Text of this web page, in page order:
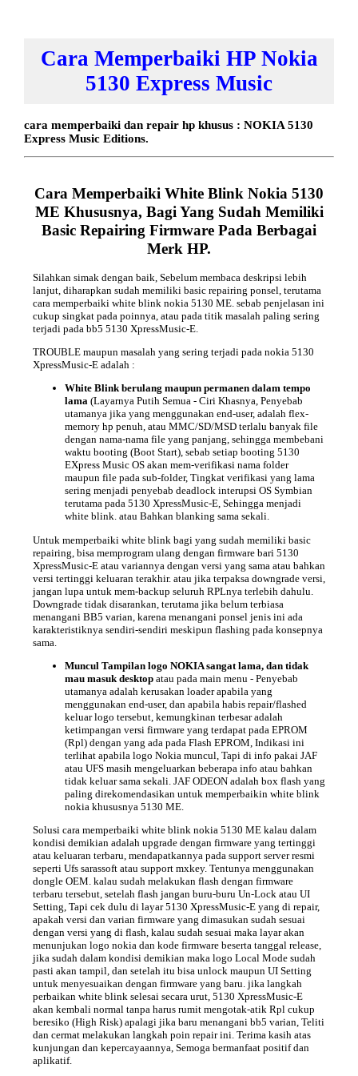
Cara Memperbaiki HP Nokia
5130 Express Music
cara memperbaiki dan repair hp khusus : NOKIA 5130
Express Music Editions.
Cara Memperbaiki White Blink Nokia 5130
ME Khususnya, Bagi Yang Sudah Memiliki
Basic Repairing Firmware Pada Berbagai
Merk HP.
Silahkan simak dengan baik, Sebelum membaca deskripsi lebih
lanjut, diharapkan sudah memiliki basic repairing ponsel, terutama
cara memperbaiki white blink nokia 5130 ME. sebab penjelasan ini
cukup singkat pada poinnya, atau pada titik masalah paling sering
terjadi pada bb5 5130 XpressMusic-E.
TROUBLE maupun masalah yang sering terjadi pada nokia 5130
XpressMusic-E adalah :
White Blink berulang maupun permanen dalam tempo
lama (Layarnya Putih Semua - Ciri Khasnya, Penyebab
utamanya jika yang menggunakan end-user, adalah flex-
memory hp penuh, atau MMC/SD/MSD terlalu banyak file
dengan nama-nama file yang panjang, sehingga membebani
waktu booting (Boot Start), sebab setiap booting 5130
EXpress Music OS akan mem-verifikasi nama folder
maupun file pada sub-folder, Tingkat verifikasi yang lama
sering menjadi penyebab deadlock interupsi OS Symbian
terutama pada 5130 XpressMusic-E, Sehingga menjadi
white blink. atau Bahkan blanking sama sekali.
Untuk memperbaiki white blink bagi yang sudah memiliki basic
repairing, bisa memprogram ulang dengan firmware bari 5130
XpressMusic-E atau variannya dengan versi yang sama atau bahkan
versi tertinggi keluaran terakhir. atau jika terpaksa downgrade versi,
jangan lupa untuk mem-backup seluruh RPLnya terlebih dahulu.
Downgrade tidak disarankan, terutama jika belum terbiasa
menangani BB5 varian, karena menangani ponsel jenis ini ada
karakteristiknya sendiri-sendiri meskipun flashing pada konsepnya
sama.
Muncul Tampilan logo NOKIA sangat lama, dan tidak
mau masuk desktop atau pada main menu - Penyebab
utamanya adalah kerusakan loader apabila yang
menggunakan end-user, dan apabila habis repair/flashed
keluar logo tersebut, kemungkinan terbesar adalah
ketimpangan versi firmware yang terdapat pada EPROM
(Rpl) dengan yang ada pada Flash EPROM, Indikasi ini
terlihat apabila logo Nokia muncul, Tapi di info pakai JAF
atau UFS masih mengeluarkan beberapa info atau bahkan
tidak keluar sama sekali. JAF ODEON adalah box flash yang
paling direkomendasikan untuk memperbaikin white blink
nokia khususnya 5130 ME.
Solusi cara memperbaiki white blink nokia 5130 ME kalau dalam
kondisi demikian adalah upgrade dengan firmware yang tertinggi
atau keluaran terbaru, mendapatkannya pada support server resmi
seperti Ufs sarassoft atau support mxkey. Tentunya menggunakan
dongle OEM. kalau sudah melakukan flash dengan firmware
terbaru tersebut, setelah flash jangan buru-buru Un-Lock atau UI
Setting, Tapi cek dulu di layar 5130 XpressMusic-E yang di repair,
apakah versi dan varian firmware yang dimasukan sudah sesuai
dengan versi yang di flash, kalau sudah sesuai maka layar akan
menunjukan logo nokia dan kode firmware beserta tanggal release,
jika sudah dalam kondisi demikian maka logo Local Mode sudah
pasti akan tampil, dan setelah itu bisa unlock maupun UI Setting
untuk menyesuaikan dengan firmware yang baru. jika langkah
perbaikan white blink selesai secara urut, 5130 XpressMusic-E
akan kembali normal tanpa harus rumit mengotak-atik Rpl cukup
beresiko (High Risk) apalagi jika baru menangani bb5 varian, Teliti
dan cermat melakukan langkah poin repair ini. Terima kasih atas
kunjungan dan kepercayaannya, Semoga bermanfaat positif dan
aplikatif.